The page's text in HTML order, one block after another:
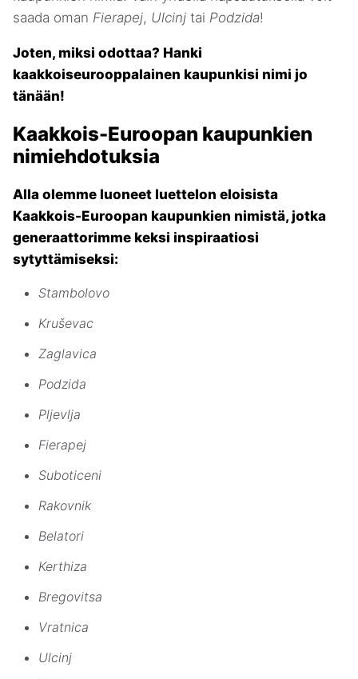
saada oman Fierapej, Ulcinj tai Podzida!
Joten, miksi odottaa? Hanki
kaakkoiseurooppalainen kaupunkisi nimi jo
tänään!
Kaakkois-Euroopan kaupunkien
nimiehdotuksia
Alla olemme luoneet luettelon eloisista
Kaakkois-Euroopan kaupunkien nimistä, jotka
generaattorimme keksi inspiraatiosi
sytyttämiseksi:
Stambolovo
Kruševac
Zaglavica
Podzida
Pljevlja
Fierapej
Suboticeni
Rakovnik
Belatori
Kerthiza
Bregovitsa
Vratnica
Ulcinj